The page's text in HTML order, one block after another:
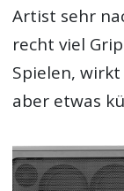
Artist sehr
recht viel
Spielen,
aber etwas